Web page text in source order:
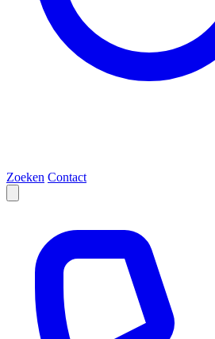
Zoeken Contact